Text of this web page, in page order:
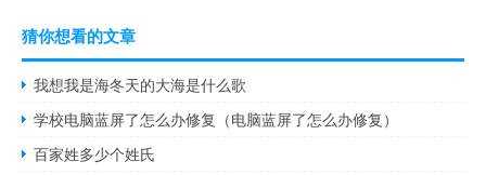
猜你想看的文章
我想我是海冬天的大海是什么歌
学校电脑蓝屏了怎么办修复（电脑蓝屏了怎么办修复）
百家姓多少个姓氏